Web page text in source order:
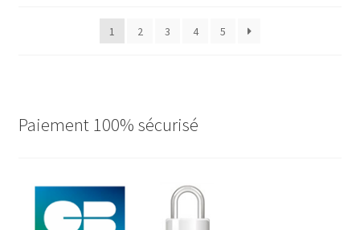
plus
1 2 3 4 5
Paiement 100% sécurisé